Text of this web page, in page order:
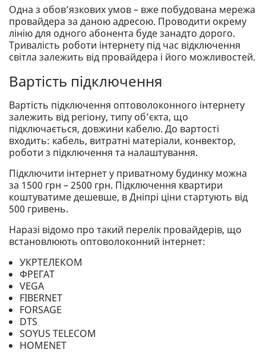
Одна з обов’язкових умов – вже побудована мережа
провайдера за даною адресою. Проводити окрему
лінію для одного абонента буде занадто дорого.
Тривалість роботи інтернету під час відключення
світла залежить від провайдера і його можливостей.
Вартість підключення
Вартість підключення оптоволоконного інтернету
залежить від регіону, типу об’єкта, що
підключається, довжини кабелю. До вартості
входить: кабель, витратні матеріали, конвектор,
роботи з підключення та налаштування.
Підключити інтернет у приватному будинку можна
за 1500 грн – 2500 грн. Підключення квартири
коштуватиме дешевше, в Дніпрі ціни стартують від
500 гривень.
Наразі відомо про такий перелік провайдерів, що
встановлюють оптоволоконний інтернет:
УКРТЕЛЕКОМ
ФРЕГАТ
VEGA
FIBERNET
FORSAGE
DTS
SOYUS TELECOM
HOMENET